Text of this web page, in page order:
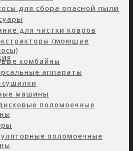
для сбора опасной пыли
для чистки ковров
(моющие
комбайны
аппараты
машины
поломоечные
поломоечные